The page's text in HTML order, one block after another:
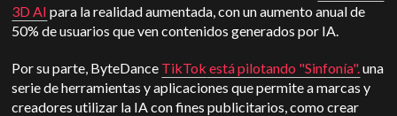
3D AI para la realidad aumentada, con un aumento anual de
50% de usuarios que ven contenidos generados por IA.
Por su parte, ByteDance TikTok está pilotando "Sinfonía".una
serie de herramientas y aplicaciones que permite a marcas y
creadores utilizar la IA con fines publicitarios, como crear